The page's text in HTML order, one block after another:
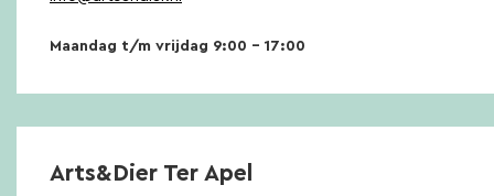
Maandag t/m vrijdag 9:00 – 17:00
Arts&Dier Ter Apel